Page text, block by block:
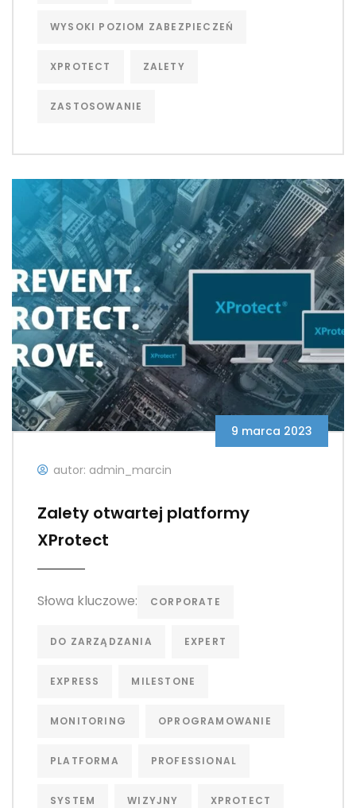
WYSOKI POZIOM ZABEZPIECZEŃ
XPROTECT ZALETY
ZASTOSOWANIE
9 marca 2023
autor: admin_marcin
Zalety otwartej platformy
XProtect
Słowa kluczowe: CORPORATE
DO ZARZĄDZANIA EXPERT
EXPRESS MILESTONE
MONITORING OPROGRAMOWANIE
PLATFORMA PROFESSIONAL
SYSTEM WIZYJNY XPROTECT